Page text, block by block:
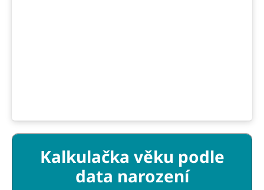
Kalkulačka věku podle
data narození